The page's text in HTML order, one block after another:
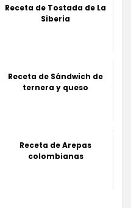
Receta de Tostada de La
Siberia
Receta de Sándwich de
ternera y queso
Receta de Arepas
colombianas